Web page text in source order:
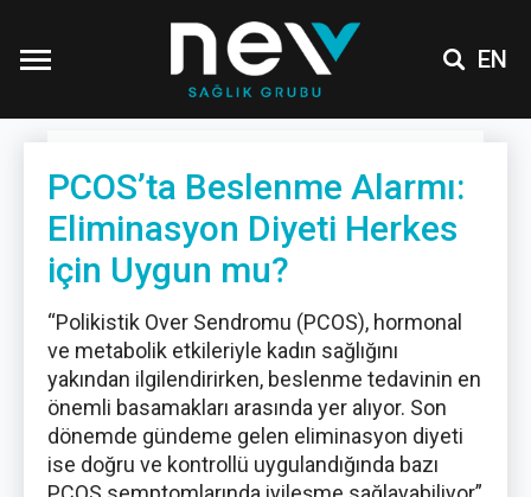
EN
PCOS’ta Beslenme Alarmı:
Eliminasyon Diyeti Herkes
için Uygun mu?
“Polikistik Over Sendromu (PCOS), hormonal
ve metabolik etkileriyle kadın sağlığını
yakından ilgilendirirken, beslenme tedavinin en
önemli basamakları arasında yer alıyor. Son
dönemde gündeme gelen eliminasyon diyeti
ise doğru ve kontrollü uygulandığında bazı